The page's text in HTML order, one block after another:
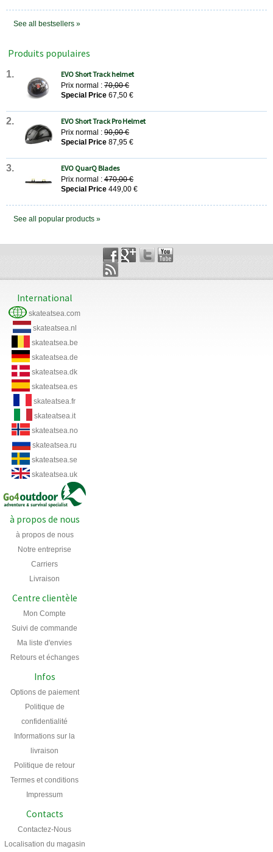
See all bestsellers »
Produits populaires
1 EVO Short Track helmet
Prix normal : 70,00 €
Special Price 67,50 €
2 EVO Short Track Pro Helmet
Prix normal : 90,00 €
Special Price 87,95 €
3 EVO QuarQ Blades
Prix normal : 470,00 €
Special Price 449,00 €
See all popular products »
International
skateatsea.com
skateatsea.nl
skateatsea.be
skateatsea.de
skateatsea.dk
skateatsea.es
skateatsea.fr
skateatsea.it
skateatsea.no
skateatsea.ru
skateatsea.se
skateatsea.uk
à propos de nous
à propos de nous
Notre entreprise
Carriers
Livraison
Centre clientèle
Mon Compte
Suivi de commande
Ma liste d'envies
Retours et échanges
Infos
Options de paiement
Politique de
confidentialité
Informations sur la
livraison
Politique de retour
Termes et conditions
Impressum
Contacts
Contactez-Nous
Localisation du magasin